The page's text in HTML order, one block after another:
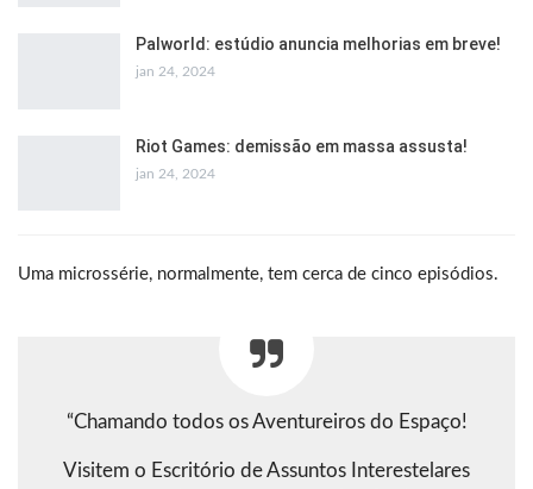
Palworld: estúdio anuncia melhorias em breve!
jan 24, 2024
Riot Games: demissão em massa assusta!
jan 24, 2024
Uma microssérie, normalmente, tem cerca de cinco episódios.
“Chamando todos os Aventureiros do Espaço!
Visitem o Escritório de Assuntos Interestelares